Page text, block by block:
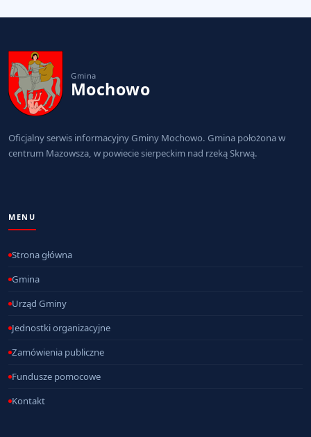
Gmina
Mochowo
Oficjalny serwis informacyjny Gminy Mochowo. Gmina położona w
centrum Mazowsza, w powiecie sierpeckim nad rzeką Skrwą.
MENU
Strona główna
Gmina
Urząd Gminy
Jednostki organizacyjne
Zamówienia publiczne
Fundusze pomocowe
Kontakt